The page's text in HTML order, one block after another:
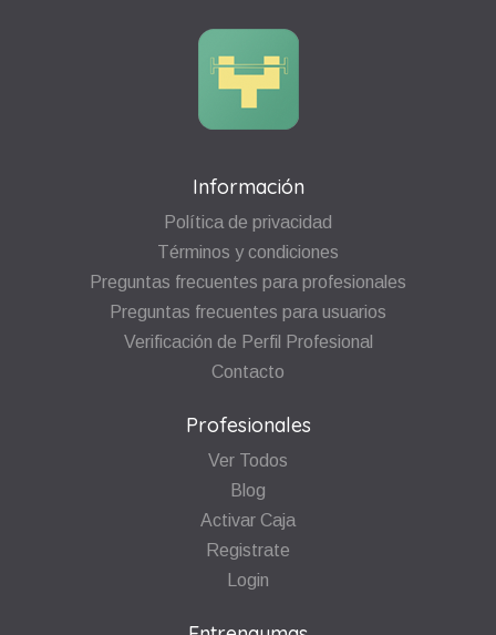
Información
Política de privacidad
Términos y condiciones
Preguntas frecuentes para profesionales
Preguntas frecuentes para usuarios
Verificación de Perfil Profesional
Contacto
Profesionales
Ver Todos
Blog
Activar Caja
Registrate
Login